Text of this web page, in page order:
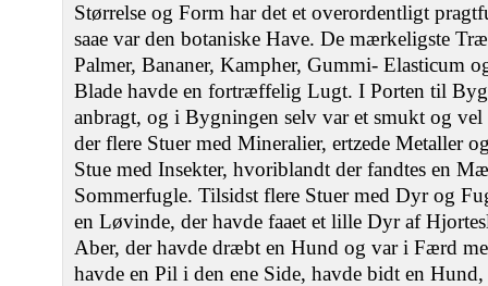
Størrelse og Form har det et overordentligt
saae var den botaniske Have. De mærkeligste
Palmer, Bananer, Kampher, Gummi- Elasticum
Blade havde en fortræffelig Lugt. I Porten til
anbragt, og i Bygningen selv var et smukt og
der flere Stuer med Mineralier, ertzede Metaller
Stue med Insekter, hvoriblandt der fandtes en
Sommerfugle. Tilsidst flere Stuer med Dyr og
en Løvinde, der havde faaet et lille Dyr af
Aber, der havde dræbt en Hund og var i Færd
havde en Pil i den ene Side, havde bidt en Hund,